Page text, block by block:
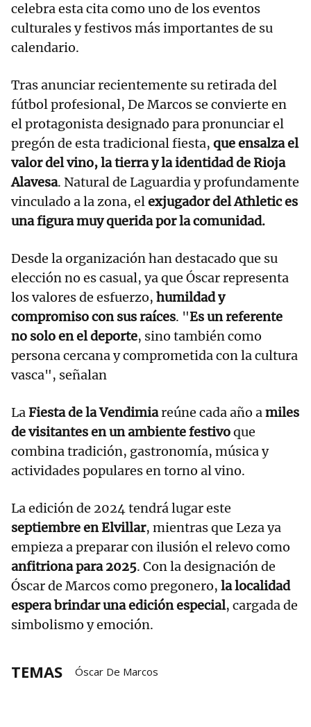
celebra esta cita como uno de los eventos
culturales y festivos más importantes de su
calendario.
Tras anunciar recientemente su retirada del
fútbol profesional, De Marcos se convierte en
el protagonista designado para pronunciar el
pregón de esta tradicional fiesta, que ensalza el
valor del vino, la tierra y la identidad de Rioja
Alavesa. Natural de Laguardia y profundamente
vinculado a la zona, elexjugador del Athletic es
una figura muy querida por la comunidad.
Desde la organización han destacado que su
elección no es casual, ya que Óscar representa
los valores de esfuerzo, humildad y
compromiso con sus raíces. "Es un referente
no solo en el deporte, sino también como
persona cercana y comprometida con la cultura
vasca", señalan
LaFiesta de la Vendimiareúne cada año amiles
de visitantes en un ambiente festivoque
combina tradición, gastronomía, música y
actividades populares en torno al vino.
La edición de 2024 tendrá lugar este
septiembre en Elvillar, mientras que Leza ya
empieza a preparar con ilusión el relevo como
anfitriona para 2025. Con la designación de
Óscar de Marcos como pregonero, la localidad
espera brindar una edición especial, cargada de
simbolismo y emoción.
TEMAS Óscar De Marcos